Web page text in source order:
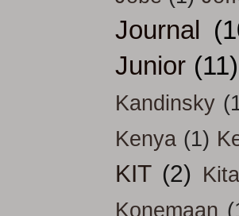
Journal
Junior (11)
Kandinsky
Kenya (1)
KIT (2)
Konemaan